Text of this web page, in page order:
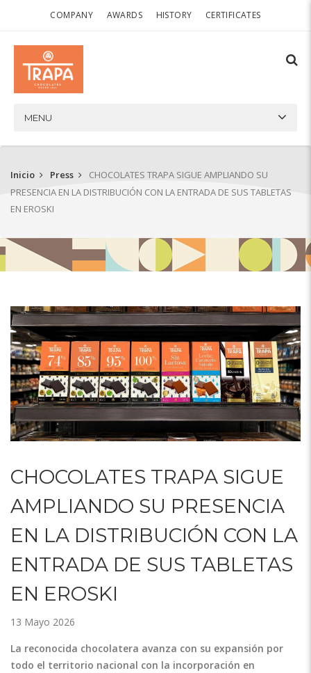
COMPANY AWARDS HISTORY CERTIFICATES
MENU
Inicio Press
CHOCOLATES TRAPA SIGUE AMPLIANDO SU
PRESENCIA EN LA DISTRIBUCIÓN CON LA ENTRADA DE SUS TABLETAS
EN EROSKI
CHOCOLATES TRAPA SIGUE
AMPLIANDO SU PRESENCIA
EN LA DISTRIBUCIÓN CON LA
ENTRADA DE SUS TABLETAS
EN EROSKI
13 Mayo 2026
La reconocida chocolatera avanza con su expansión por
todo el territorio nacional con la incorporación en